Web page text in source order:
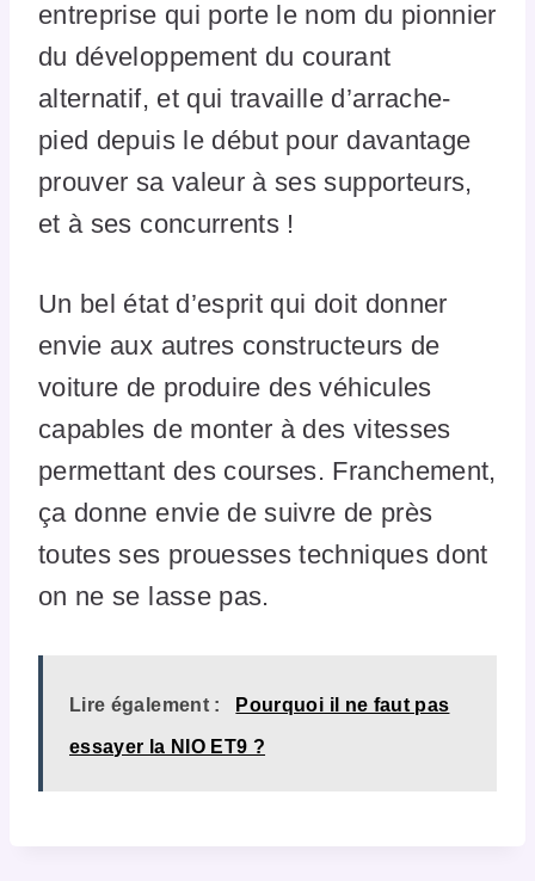
entreprise qui porte le nom du pionnier
du développement du courant
alternatif, et qui travaille d’arrache-
pied depuis le début pour davantage
prouver sa valeur à ses supporteurs,
et à ses concurrents !
Un bel état d’esprit qui doit donner
envie aux autres constructeurs de
voiture de produire des véhicules
capables de monter à des vitesses
permettant des courses. Franchement,
ça donne envie de suivre de près
toutes ses prouesses techniques dont
on ne se lasse pas.
Lire également : Pourquoi il ne faut pas
essayer la NIO ET9 ?